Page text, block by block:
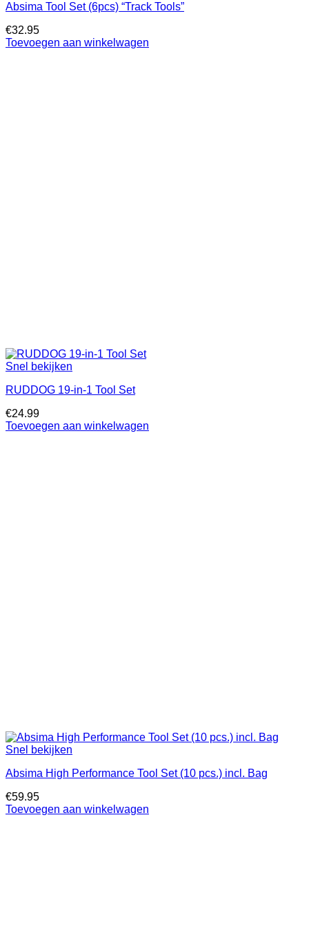
Absima Tool Set (6pcs) “Track Tools”
€32.95
Toevoegen aan winkelwagen
Snel bekijken
RUDDOG 19-in-1 Tool Set
€24.99
Toevoegen aan winkelwagen
Snel bekijken
Absima High Performance Tool Set (10 pcs.) incl. Bag
€59.95
Toevoegen aan winkelwagen